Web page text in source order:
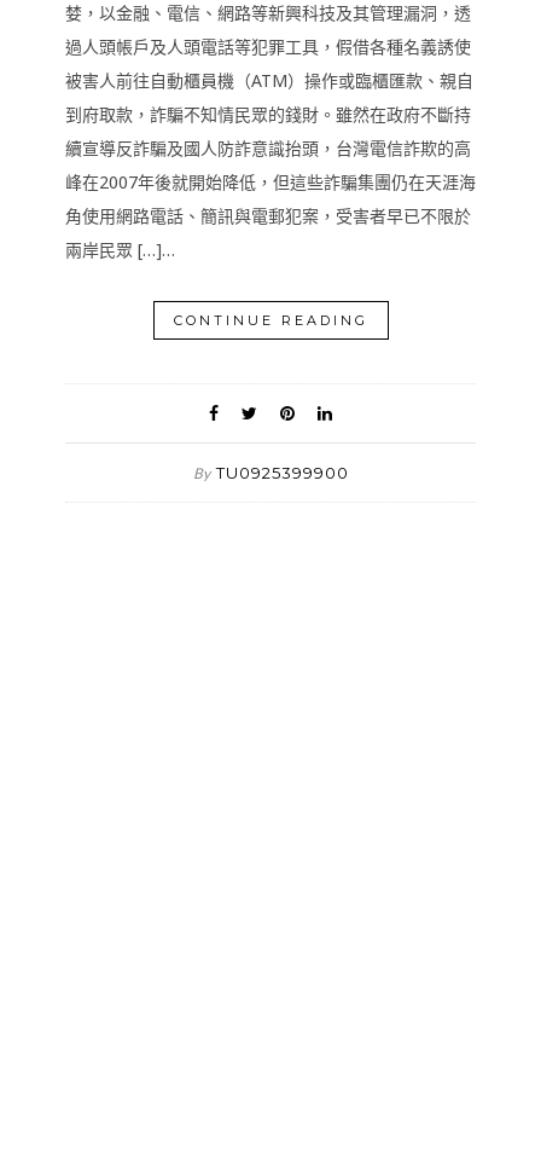
婪，以金融、電信、網路等新興科技及其管理漏洞，透
過人頭帳戶及人頭電話等犯罪工具，假借各種名義誘使
被害人前往自動櫃員機（ATM）操作或臨櫃匯款、親自
到府取款，詐騙不知情民眾的錢財。雖然在政府不斷持
續宣導反詐騙及國人防詐意識抬頭，台灣電信詐欺的高
峰在2007年後就開始降低，但這些詐騙集團仍在天涯海
角使用網路電話、簡訊與電郵犯案，受害者早已不限於
兩岸民眾 […]…
CONTINUE READING
By TU0925399900